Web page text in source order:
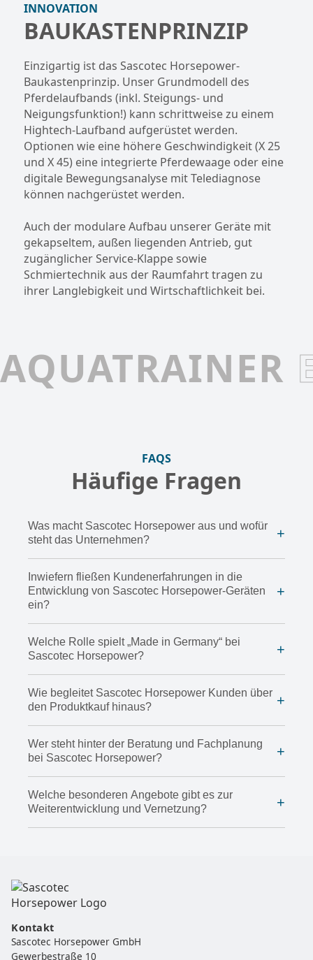
INNOVATION
BAUKASTENPRINZIP
Einzigartig ist das Sascotec Horsepower-
Baukastenprinzip. Unser Grundmodell des
Pferdelaufbands (inkl. Steigungs- und
Neigungsfunktion!) kann schrittweise zu einem
Hightech-Laufband aufgerüstet werden.
Optionen wie eine höhere Geschwindigkeit (X 25
und X 45) eine integrierte Pferdewaage oder eine
digitale Bewegungsanalyse mit Telediagnose
können nachgerüstet werden.
Auch der modulare Aufbau unserer Geräte mit
gekapseltem, außen liegenden Antrieb, gut
zugänglicher Service-Klappe sowie
Schmiertechnik aus der Raumfahrt tragen zu
ihrer Langlebigkeit und Wirtschaftlichkeit bei.
AQUATRAINER
FAQS
Häufige Fragen
Was macht Sascotec Horsepower aus und wofür
steht das Unternehmen?
+
Inwiefern fließen Kundenerfahrungen in die
Entwicklung von Sascotec Horsepower-Geräten
ein?
+
Welche Rolle spielt „Made in Germany“ bei
Sascotec Horsepower?
+
Wie begleitet Sascotec Horsepower Kunden über
den Produktkauf hinaus?
+
Wer steht hinter der Beratung und Fachplanung
bei Sascotec Horsepower?
+
Welche besonderen Angebote gibt es zur
Weiterentwicklung und Vernetzung?
+
Kontakt
Sascotec Horsepower GmbH
Gewerbestraße 10